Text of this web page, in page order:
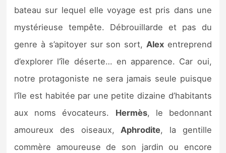
bateau sur lequel elle voyage est pris dans une
mystérieuse tempête. Débrouillarde et pas du
genre à s’apitoyer sur son sort, Alexentreprend
d’explorer l’île déserte… en apparence. Car oui,
notre protagoniste ne sera jamais seule puisque
l’île est habitée par une petite dizaine d’habitants
aux noms évocateurs. Hermès, le bedonnant
amoureux des oiseaux,Aphrodite, la gentille
commère amoureuse de son jardin ou encore